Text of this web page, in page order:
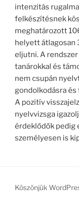
intenzitás
felkészítésnek
meghatározott
helyett átlagosan
eljutni. A
tanárokkal és
nem csupán
gondolkodásra
A pozitív
nyelvvizsga
érdeklődők pedig
személyesen is
Köszönjük